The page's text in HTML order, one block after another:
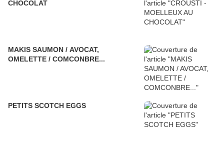
CHOCOLAT
MAKIS SAUMON / AVOCAT,
OMELETTE / COMCONBRE...
PETITS SCOTCH EGGS